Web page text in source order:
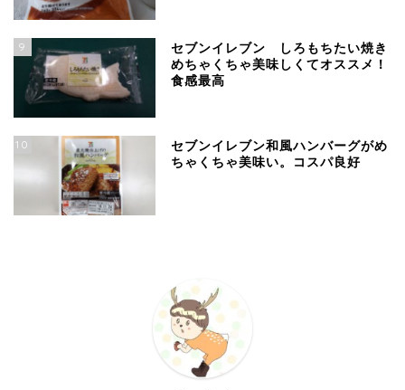
9
セブンイレブン しろもちたい焼き
めちゃくちゃ美味しくてオススメ！
食感最高
10
セブンイレブン和風ハンバーグがめ
ちゃくちゃ美味い。コスパ良好